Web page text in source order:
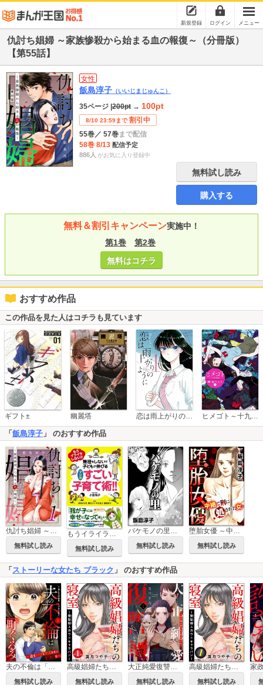
新規登録 ログイン メニュー
仇討ち娼婦 ～家族惨殺から始まる血の報復～（分冊版）
【第55話】
女性
飯島淳子 （いいじまじゅんこ）
35ページ 200pt → 100pt
8/10 23:59まで 割引中
55巻／ 57巻まで配信
58巻 8/13 配信予定
886人 がお気に入り登録中
無料試し読み
購入する
無料＆割引キャンペーン実施中！
第1巻
第2巻
無料はコチラ
おすすめ作品
この作品を見た人はコチラも見ています
ギフト± 幽麗塔 恋は雨上がりのように ヒメゴト～十九歳の制服～
「 飯島淳子 」 のおすすめ作品
仇討ち娼婦 ～家族惨殺から始まる血の報復～
無料試し読み 無料試し読み
バケモノの里（単話版）
無料試し読み
堕胎女優 ～中絶で刑に処された女～
無料試し読み
「ストーリーな女たち ブラック 」 のおすすめ作品
夫の不倫は「町ぐるみ」 ～妻をハブるクズたちに制裁を～（分冊版）
無料試し読み
高級娼婦たちの寝室 ～闇聖母スカウトキャラバン～（分冊版）
無料試し読み
大正純愛復讐譚 ～母を焼き殺された私は鬼と化す～
無料試し読み
高級娼婦たちの寝室 ～闇聖母スカウトキャラバン～
無料試し読み